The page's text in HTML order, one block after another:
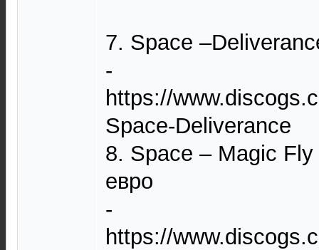
7. Space
-
https://
Space-Deliverance
8. Space – Magic
евро
-
https://